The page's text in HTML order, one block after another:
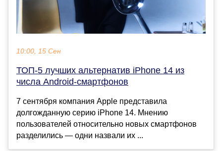
10:00, 15 Сен
ТОП-5 лучших альтернатив iPhone 14 из
числа Android-смартфонов
7 сентября компания Apple представила
долгожданную серию iPhone 14. Мнению
пользователей относительно новых смартфонов
разделились — одни назвали их ...